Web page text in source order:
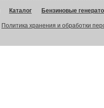
Каталог Бензиновые
Политика хранения и обработки